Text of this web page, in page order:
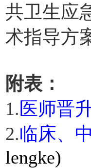
共卫生应
术指导方
附表：
1.医师晋
2.临床、
lengke)